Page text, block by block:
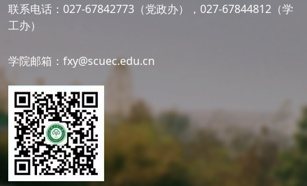
联系电话：027-67842773（党政办），027-67844812（学
工办）
学院邮箱：fxy@scuec.edu.cn